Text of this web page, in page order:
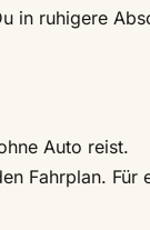
in ruhigere
Auto reist.
Fahrplan. Für